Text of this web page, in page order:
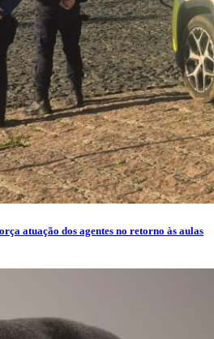
atuação dos agentes no retorno às aulas